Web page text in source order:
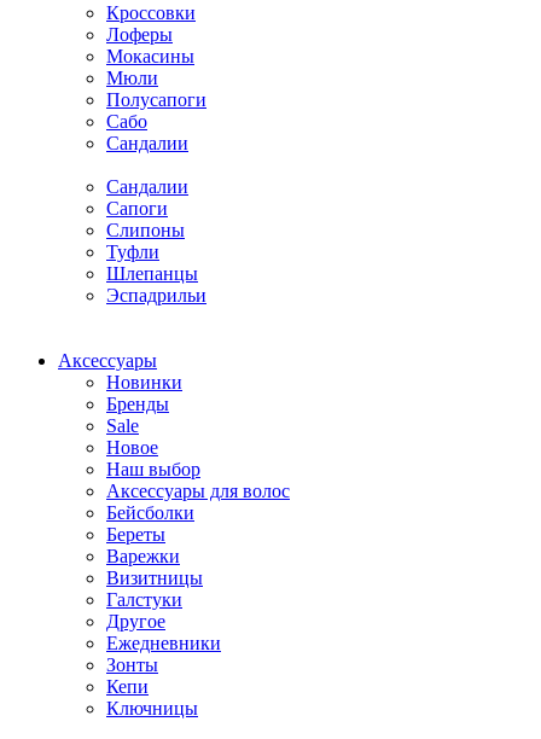
Кроссовки
Лоферы
Мокасины
Мюли
Полусапоги
Сабо
Сандалии
Сандалии
Сапоги
Слипоны
Туфли
Шлепанцы
Эспадрильи
Аксессуары
Новинки
Бренды
Sale
Новое
Наш выбор
Аксессуары для волос
Бейсболки
Береты
Варежки
Визитницы
Галстуки
Другое
Ежедневники
Зонты
Кепи
Ключницы